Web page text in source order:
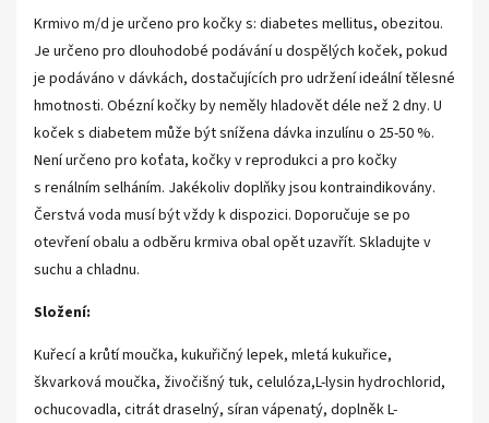
Krmivo m/d je určeno pro kočky s: diabetes mellitus, obezitou.
Je určeno pro dlouhodobé podávání u dospělých koček, pokud
je podáváno v dávkách, dostačujících pro udržení ideální tělesné
hmotnosti. Obézní kočky by neměly hladovět déle než 2 dny. U
koček s diabetem může být snížena dávka inzulínu o 25-50 %.
Není určeno pro koťata, kočky v reprodukci a pro kočky
s renálním selháním. Jakékoliv doplňky jsou kontraindikovány.
Čerstvá voda musí být vždy k dispozici. Doporučuje se po
otevření obalu a odběru krmiva obal opět uzavřít. Skladujte v
suchu a chladnu.
Složení:
Kuřecí a krůtí moučka, kukuřičný lepek, mletá kukuřice,
škvarková moučka, živočišný tuk, celulóza,L-lysin hydrochlorid,
ochucovadla, citrát draselný, síran vápenatý, doplněk L-